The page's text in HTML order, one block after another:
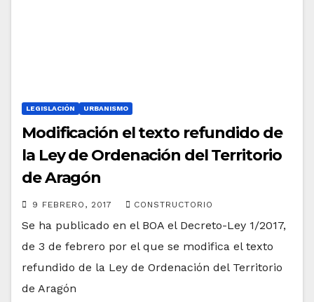
LEGISLACIÓN URBANISMO
Modificación el texto refundido de
la Ley de Ordenación del Territorio
de Aragón
9 FEBRERO, 2017 CONSTRUCTORIO
Se ha publicado en el BOA el Decreto-Ley 1/2017,
de 3 de febrero por el que se modifica el texto
refundido de la Ley de Ordenación del Territorio
de Aragón